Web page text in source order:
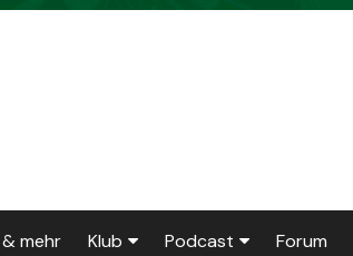
mehr Klub Podcast Forum